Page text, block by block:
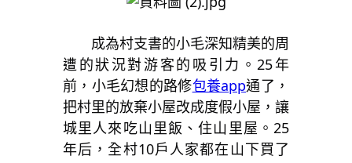
成為村支書的小毛深知精美的周
遭的狀況對游客的吸引力。25年
前，小毛幻想的路修包養app通了，
把村里的放棄小屋改成度假小屋，讓
城里人來吃山里飯、住山里屋。25
年后，全村10戶人家都在山下買了